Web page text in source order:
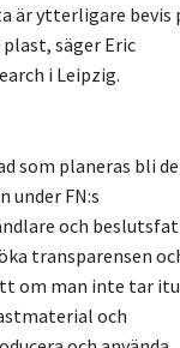
är ytterligare bevis
säger Eric
i Leipzig.
som planeras bli
FN:s
och
transparensen
om man inte tar itu
och